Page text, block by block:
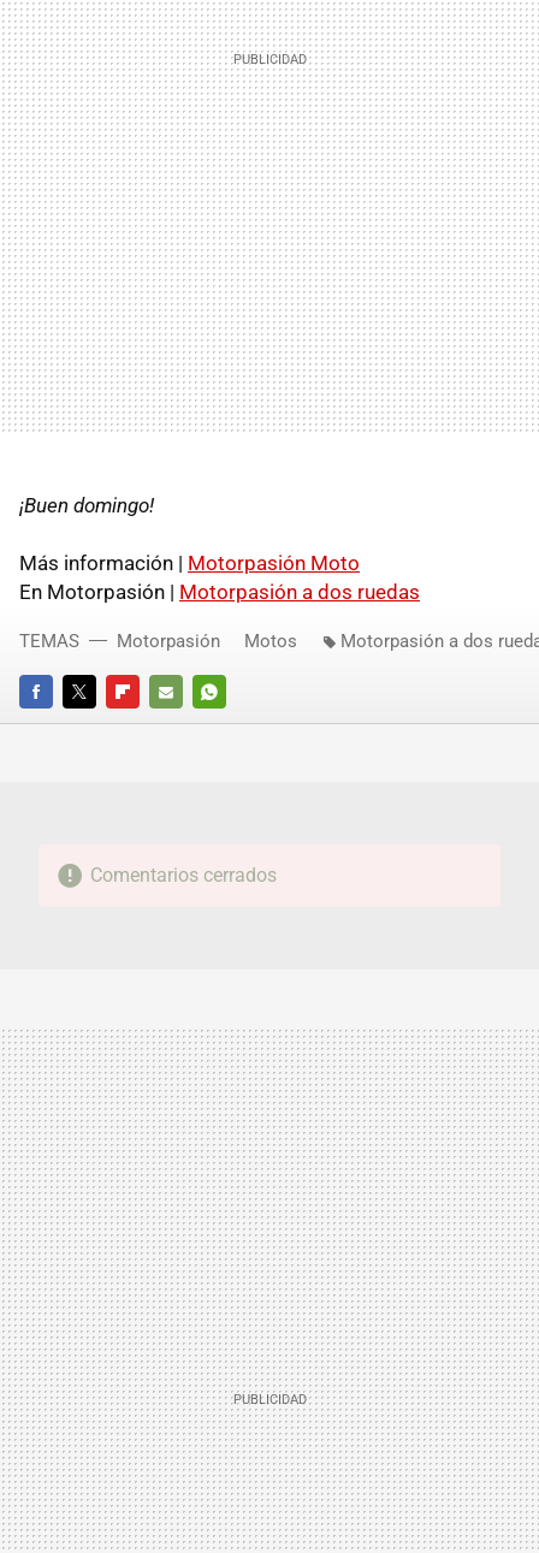
¡Buen domingo!
Más información | Motorpasión Moto
En Motorpasión | Motorpasión a dos ruedas
FACEBOOKTWITTERFLIPBOARD
E-
WHATSAPP
TEMAS Motorpasión Motos Motorpasión a dos
Comentarios cerrados